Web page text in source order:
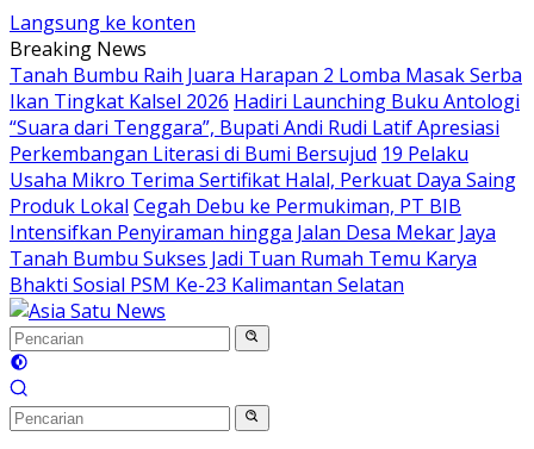
Langsung ke konten
Breaking News
Tanah Bumbu Raih Juara Harapan 2 Lomba Masak Serba
Ikan Tingkat Kalsel 2026 Hadiri Launching Buku Antologi
“Suara dari Tenggara”, Bupati Andi Rudi Latif Apresiasi
Perkembangan Literasi di Bumi Bersujud 19 Pelaku
Usaha Mikro Terima Sertifikat Halal, Perkuat Daya Saing
Produk Lokal Cegah Debu ke Permukiman, PT BIB
Intensifkan Penyiraman hingga Jalan Desa Mekar Jaya
Tanah Bumbu Sukses Jadi Tuan Rumah Temu Karya
Bhakti Sosial PSM Ke-23 Kalimantan Selatan